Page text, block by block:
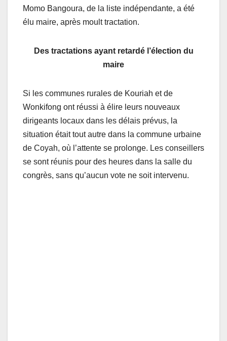
Momo Bangoura, de la liste indépendante, a été
élu maire, après moult tractation.
Des tractations ayant retardé l’élection du
maire
Si les communes rurales de Kouriah et de
Wonkifong ont réussi à élire leurs nouveaux
dirigeants locaux dans les délais prévus, la
situation était tout autre dans la commune urbaine
de Coyah, où l’attente se prolonge. Les conseillers
se sont réunis pour des heures dans la salle du
congrès, sans qu’aucun vote ne soit intervenu.